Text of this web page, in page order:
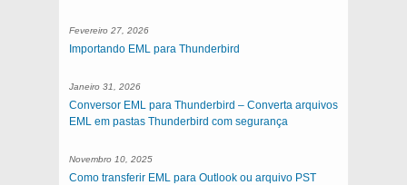
Fevereiro 27, 2026
Importando EML para Thunderbird
Janeiro 31, 2026
Conversor EML para Thunderbird – Converta arquivos
EML em pastas Thunderbird com segurança
Novembro 10, 2025
Como transferir EML para Outlook ou arquivo PST